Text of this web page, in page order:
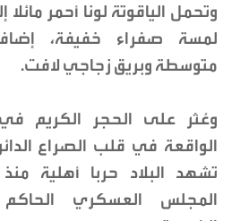
وتحمل الياقوتة لونا أحمر
لمسة صفراء خفيفة،
متوسطة وبريق زجاجي لافت.
وعُثر على الحجر الكريم
الواقعة في قلب الصراع
المجلس العسكري